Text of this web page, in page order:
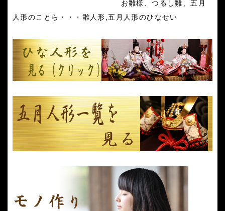
お雛様、つるし雛、五月
人形のことら・・・雛人形,五月人形のひなせい